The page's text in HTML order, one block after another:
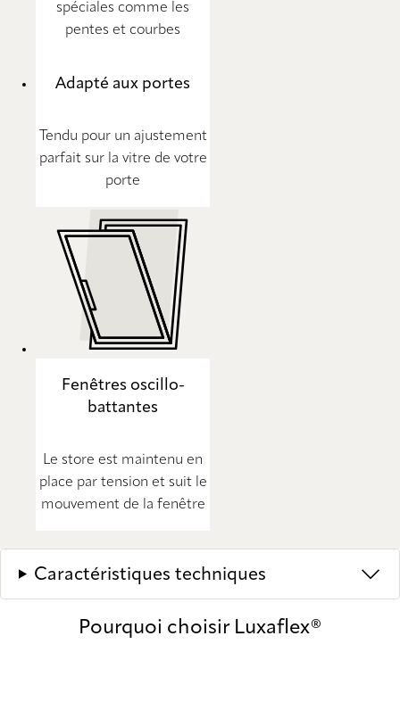
spéciales comme les
pentes et courbes
Adapté aux portes
Tendu pour un ajustement
parfait sur la vitre de votre
porte
Fenêtres oscillo-
battantes
Le store est maintenu en
place par tension et suit le
mouvement de la fenêtre
Caractéristiques techniques
Pourquoi choisir Luxaflex®